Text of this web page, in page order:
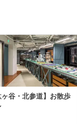
ヶ谷・北参道】お散歩